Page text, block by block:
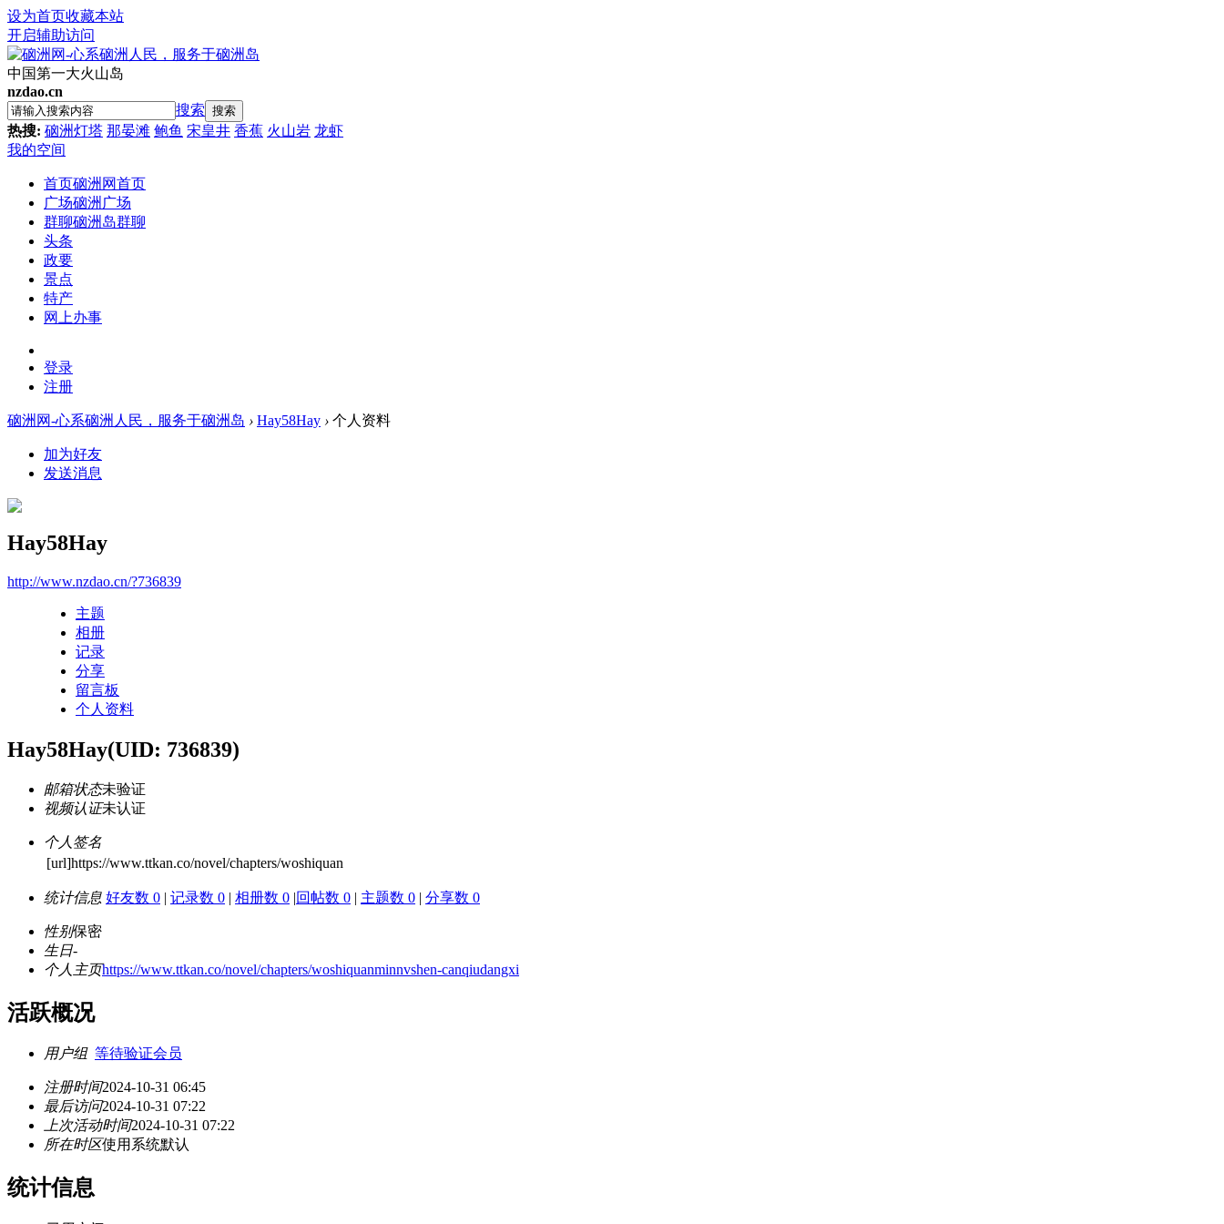
设为首页收藏本站
开启辅助访问
中国第一大火山岛
nzdao.cn
搜索 搜索
热搜: 硇洲灯塔 那晏滩 鲍鱼 宋皇井 香蕉 火山岩 龙虾
我的空间
首页硇洲网首页
广场硇洲广场
群聊硇洲岛群聊
头条
政要
景点
特产
网上办事
登录
注册
硇洲网-心系硇洲人民，服务于硇洲岛 › Hay58Hay › 个人资料
加为好友
发送消息
Hay58Hay
http://www.nzdao.cn/?736839
主题
相册
记录
分享
留言板
个人资料
Hay58Hay(UID: 736839)
邮箱状态未验证
视频认证未认证
个人签名
[url]https://www.ttkan.co/novel/chapters/woshiquan
统计信息 好友数 0 | 记录数 0 | 相册数 0 |回帖数 0 | 主题数 0 | 分享数 0
性别保密
生日-
个人主页https://www.ttkan.co/novel/chapters/woshiquanminnvshen-canqiudangxi
活跃概况
用户组 等待验证会员
注册时间2024-10-31 06:45
最后访问2024-10-31 07:22
上次活动时间2024-10-31 07:22
所在时区使用系统默认
统计信息